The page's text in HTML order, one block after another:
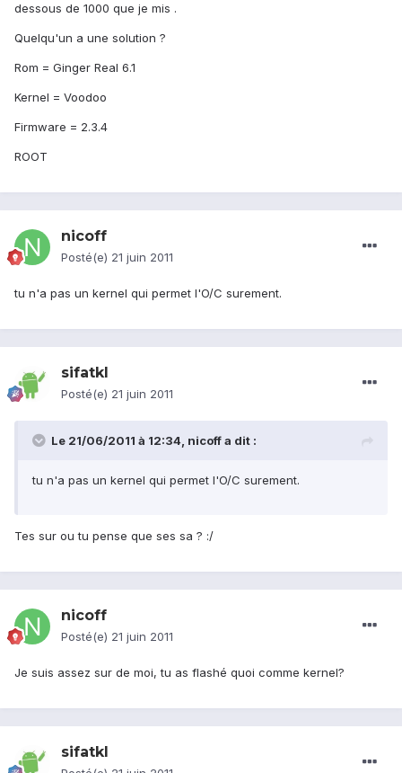
dessous de 1000 que je mis .
Quelqu'un a une solution ?
Rom = Ginger Real 6.1
Kernel = Voodoo
Firmware = 2.3.4
ROOT
nicoff
Posté(e) 21 juin 2011
tu n'a pas un kernel qui permet l'O/C surement.
sifatkl
Posté(e) 21 juin 2011
Le 21/06/2011 à 12:34, nicoff a dit :
tu n'a pas un kernel qui permet l'O/C surement.
Tes sur ou tu pense que ses sa ? :/
nicoff
Posté(e) 21 juin 2011
Je suis assez sur de moi, tu as flashé quoi comme kernel?
sifatkl